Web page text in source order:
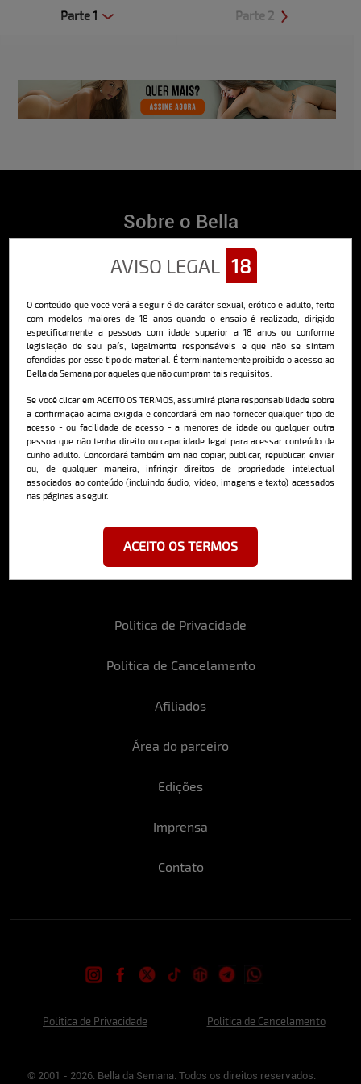
Parte 1 Parte 2
AVISO LEGAL 18
O conteúdo que você verá a seguir é de caráter sexual, erótico e adulto, feito
com modelos maiores de 18 anos quando o ensaio é realizado, dirigido
especificamente a pessoas com idade superior a 18 anos ou conforme
legislação de seu país, legalmente responsáveis e que não se sintam
ofendidas por esse tipo de material. É terminantemente proibido o acesso ao
Bella da Semana por aqueles que não cumpram tais requisitos.
Se você clicar em ACEITO OS TERMOS, assumirá plena responsabilidade sobre
a confirmação acima exigida e concordará em não fornecer qualquer tipo de
acesso - ou facilidade de acesso - a menores de idade ou qualquer outra
pessoa que não tenha direito ou capacidade legal para acessar conteúdo de
cunho adulto. Concordará também em não copiar, publicar, republicar, enviar
ou, de qualquer maneira, infringir direitos de propriedade intelectual
associados ao conteúdo (incluindo áudio, vídeo, imagens e texto) acessados
nas páginas a seguir.
ACEITO OS TERMOS
Sobre o Bella
O Bella da Semana é a maior e mais longeva revista masculina digital
do Brasil, com ensaios fotográficos e vídeos exclusivos de alta
qualidade, além de conteúdo editorial sobre saúde, esportes, moda,
Saiba mais
Politica de Privacidade
Politica de Cancelamento
Afiliados
Área do parceiro
Edições
Imprensa
Contato
Cadastre-se e receba a mais
deliciosa newsletter da internet
Ao se cadastrar, você concorda em receber emails da Bella da Semana
Politica de Privacidade Politica de Cancelamento
© 2001 - 2026. Bella da Semana. Todos os direitos reservados.